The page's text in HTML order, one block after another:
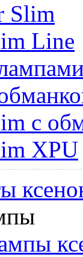
Slim
Line
с
XPU